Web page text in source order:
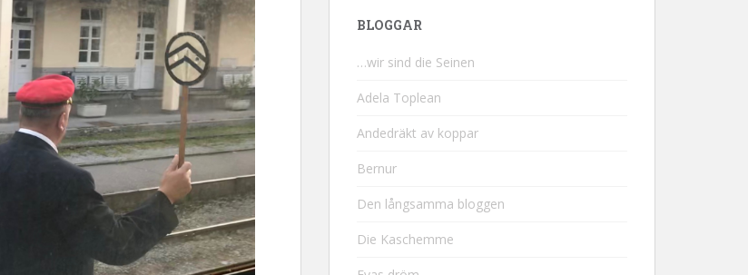
BLOGGAR
…wir sind die Seinen
Adela Toplean
Andedräkt av koppar
Bernur
Den långsamma bloggen
Die Kaschemme